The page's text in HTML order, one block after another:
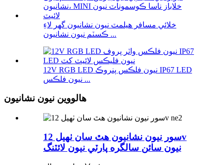
خلائي مسافر هيلمٽ نيون نشانيون گهر لاءِ
ڪسٽم نيون نشانيون ...
12V RGB LED نيون فلڪس پنروڪ IP67 LED
نيون فلڪس ...
هالووین نيون نشانيون
سور نيون نشانيون هٿ سان ٺهيل 12v
نيون سائن سالگره پارٽي نيون لائٽنگ